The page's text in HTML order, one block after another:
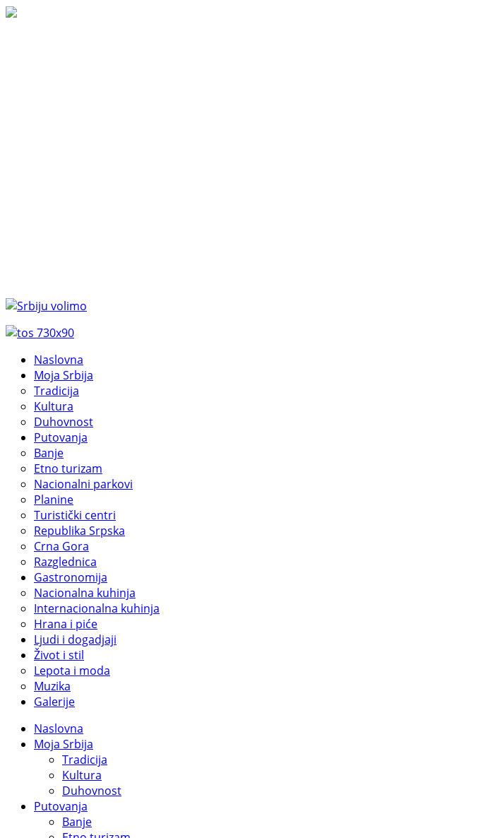
Naslovna
Moja Srbija
Tradicija
Kultura
Duhovnost
Putovanja
Banje
Etno turizam
Nacionalni parkovi
Planine
Turistički centri
Republika Srpska
Crna Gora
Razglednica
Gastronomija
Nacionalna kuhinja
Internacionalna kuhinja
Hrana i piće
Ljudi i dogadjaji
Život i stil
Lepota i moda
Muzika
Galerije
Naslovna
Moja Srbija
Tradicija
Kultura
Duhovnost
Putovanja
Banje